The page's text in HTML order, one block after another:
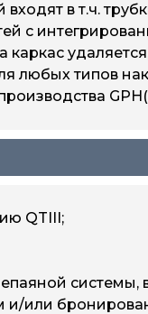
в т.ч.
с
любых типов
QTIII;
или